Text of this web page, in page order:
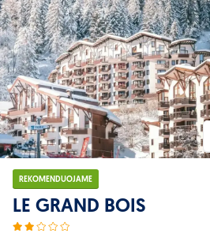
REKOMENDUOJAME
LE GRAND BOIS